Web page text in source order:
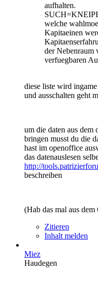
aufhalten.
welche
Kapitaeinen
der Nebenraum
verfuegbaren
diese liste wird
und ausschalten geht
um die daten aus dem
bringen musst du die
hast im openoffice
das datenauslesen
http://
beschreiben
(Hab das mal aus dem
Zitieren
Inhalt melden
Miez
Haudegen